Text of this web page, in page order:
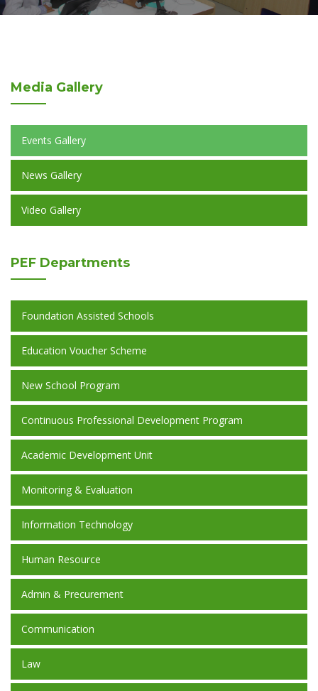
Media Gallery
Events Gallery
News Gallery
Video Gallery
PEF Departments
Foundation Assisted Schools
Education Voucher Scheme
New School Program
Continuous Professional Development Program
Academic Development Unit
Monitoring & Evaluation
Information Technology
Human Resource
Admin & Precurement
Communication
Law